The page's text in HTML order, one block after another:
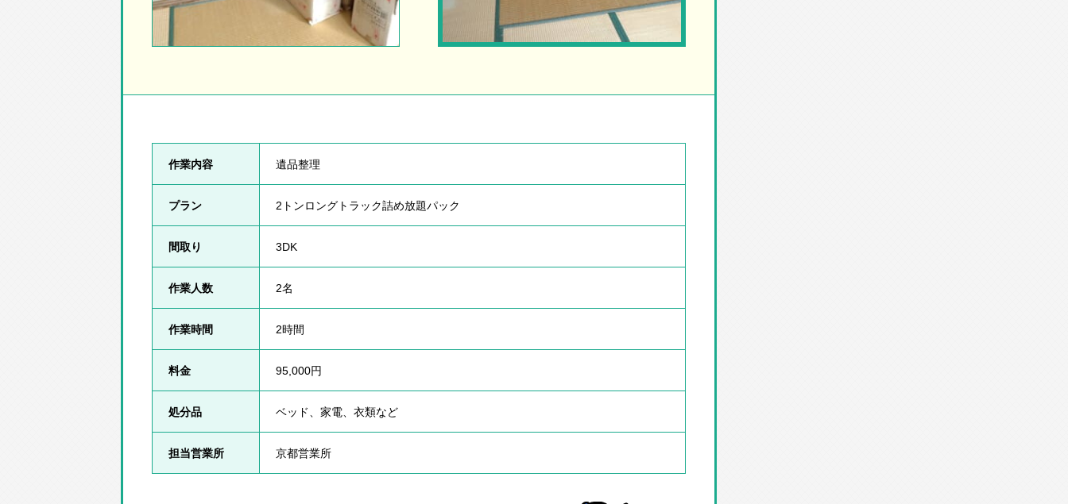
作業内容 遺品整理
プラン 2トンロングトラック詰め放題パック
間取り 3DK
作業人数 2名
作業時間 2時間
料金 95,000円
処分品 ベッド、家電、衣類など
担当営業所 京都営業所